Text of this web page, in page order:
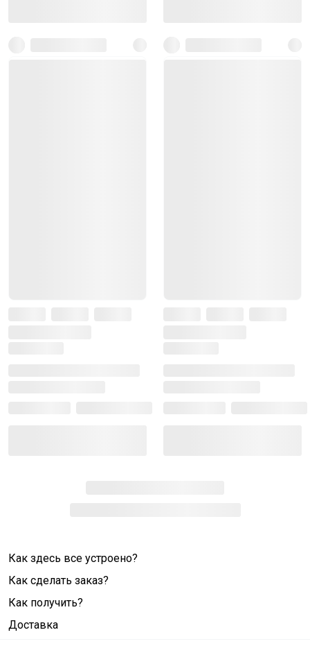
Как здесь все устроено?
Как сделать заказ?
Как получить?
Доставка